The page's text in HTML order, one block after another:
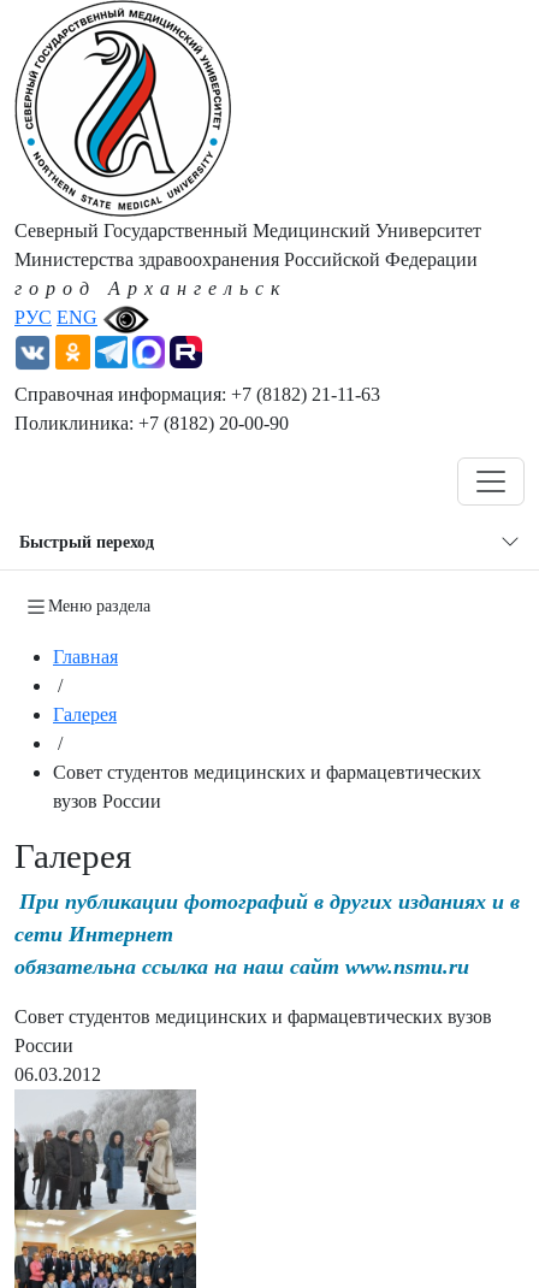
РУС ENG
Северный Государственный Медицинский Университет
Министерства здравоохранения Российской Федерации
город Архангельск
Справочная информация: +7 (8182) 21-11-63
Поликлиника: +7 (8182) 20-00-90
Быстрый переход
Меню раздела
Главная
/
Галерея
/
Совет студентов медицинских и фармацевтических
вузов России
Галерея
При публикации фотографий в других изданиях и в
сети Интернет
обязательна ссылка на наш сайт www.nsmu.ru
Совет студентов медицинских и фармацевтических вузов
России
06.03.2012